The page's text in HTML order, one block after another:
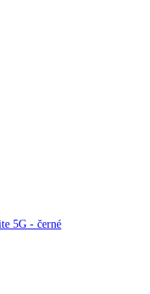
5G - černé